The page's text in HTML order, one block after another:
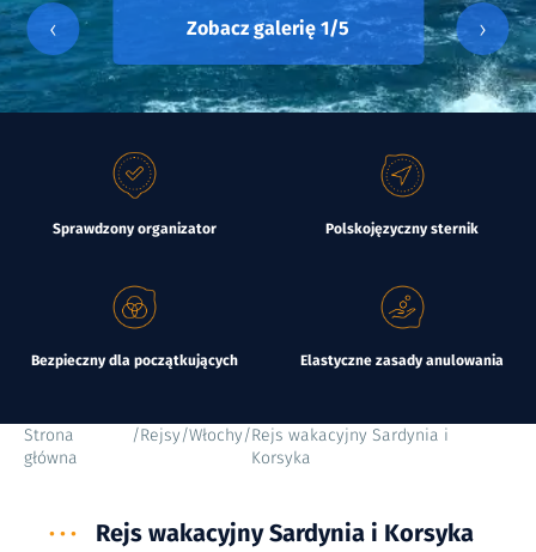
‹ Zobacz galerię 1/5 ›
Sprawdzony organizator Polskojęzyczny sternik
Bezpieczny dla początkujących Elastyczne zasady anulowania
Strona
główna
/Rejsy/Włochy/Rejs wakacyjny Sardynia i
Korsyka
••• Rejs wakacyjny Sardynia i Korsyka